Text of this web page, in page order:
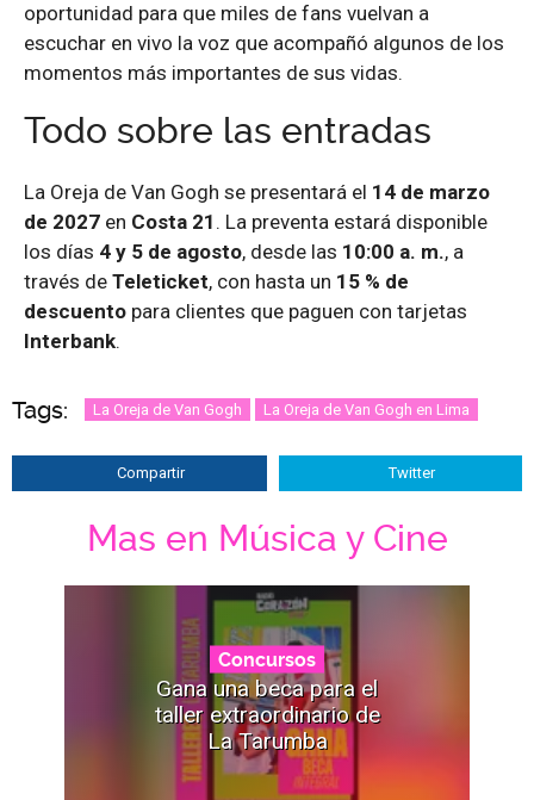
oportunidad para que miles de fans vuelvan a
escuchar en vivo la voz que acompañó algunos de los
momentos más importantes de sus vidas.
Todo sobre las entradas
La Oreja de Van Gogh se presentará el 14 de marzo
de 2027 en Costa 21 . La preventa estará disponible
los días 4 y 5 de agosto, desde las 10:00 a. m., a
través de Teleticket, con hasta un 15 % de
descuento para clientes que paguen con tarjetas
Interbank.
Tags: La Oreja de Van Gogh La Oreja de Van Gogh en Lima
Compartir Twitter
Mas en Música y Cine
Concursos
Gana una beca para el
taller extraordinario de
La Tarumba